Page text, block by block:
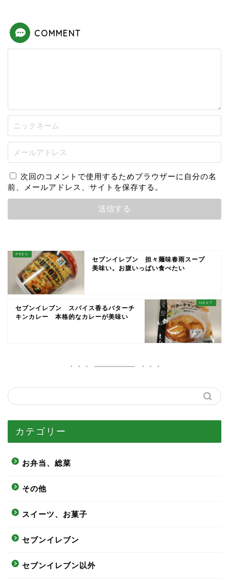
COMMENT
次回のコメントで使用するためブラウザーに自分の名
前、メールアドレス、サイトを保存する。
セブンイレブン 担々麺味春雨スープ
美味い。お腹いっぱい食べたい
セブンイレブン スパイス香るバターチ
キンカレー 本格的なカレーが美味い
カテゴリー
お弁当、総菜
その他
スイーツ、お菓子
セブンイレブン
セブンイレブン以外